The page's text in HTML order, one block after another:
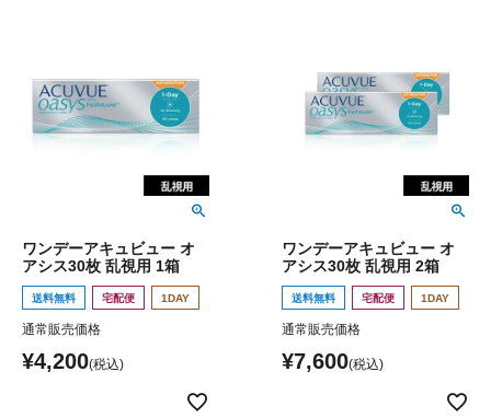
ワンデーアキュビュー オ
アシス30枚 乱視用 1箱
送料無料 宅配便 1DAY
通常販売価格
¥4,200
ワンデーアキュビュー オ
アシス30枚 乱視用 2箱
送料無料 宅配便 1DAY
通常販売価格
¥7,600